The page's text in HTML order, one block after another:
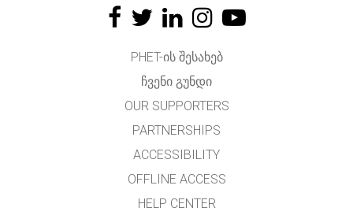
PHET-ᲘᲡ ᲨᲔᲡᲐᲮᲔᲑ
ᲩᲕᲔᲜᲘ ᲒᲣᲜᲓᲘ
OUR SUPPORTERS
PARTNERSHIPS
ACCESSIBILITY
OFFLINE ACCESS
HELP CENTER